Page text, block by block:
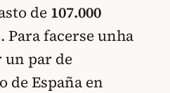
de 107.000
. Para facerse unha
un par de
de España en